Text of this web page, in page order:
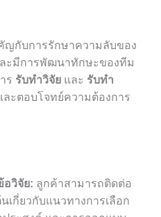
ญกับการรักษาความลับของ
ะมีการพัฒนาทักษะของทีม
ร รับทำวิจัย และ รับทำ
ะตอบโจทย์ความต้องการ
อวิจัย: ลูกค้าสามารถติดต่อ
เกี่ยวกับแนวทางการเลือก